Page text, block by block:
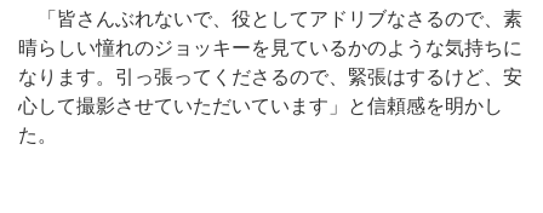
「皆さんぶれないで、役としてアドリブなさるので、素
晴らしい憧れのジョッキーを見ているかのような気持ちに
なります。引っ張ってくださるので、緊張はするけど、安
心して撮影させていただいています」と信頼感を明かし
た。